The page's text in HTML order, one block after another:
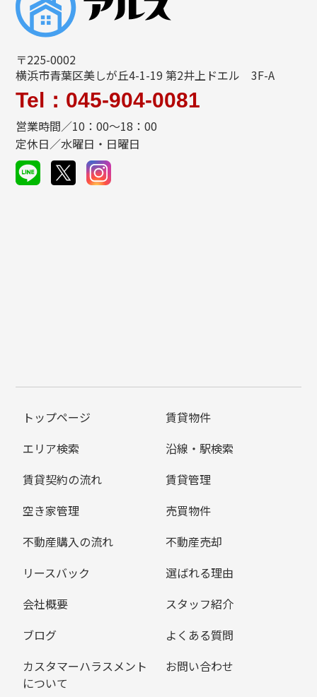
〒225-0002
横浜市青葉区美しが丘4-1-19 第2井上ドエル 3F-A
Tel：045-904-0081
営業時間／10：00～18：00
定休日／水曜日・日曜日
トップページ
賃貸物件
エリア検索
沿線・駅検索
賃貸契約の流れ
賃貸管理
空き家管理
売買物件
不動産購入の流れ
不動産売却
リースバック
選ばれる理由
会社概要
スタッフ紹介
ブログ
よくある質問
カスタマーハラスメント
について
お問い合わせ